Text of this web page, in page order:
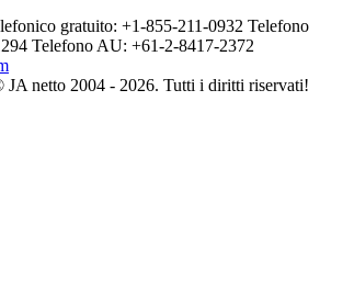
gratuito: +1-855-211-0932 Telefono
Telefono AU: +61-2-8417-2372
netto 2004 - 2026. Tutti i diritti riservati!